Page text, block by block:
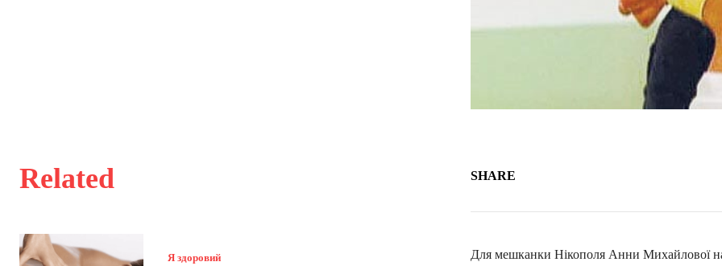
Related
Я здоровий
SHARE
Для мешканки Нікополя Анни Михайлової